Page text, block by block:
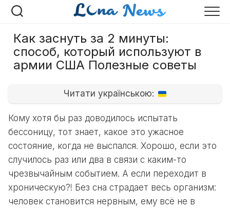
Перейти
Как заснуть за 2 минуты:
способ, который используют в
армии США Полезные советы
Читати українською:
Кому хотя бы раз доводилось испытать
бессоницу, тот знает, какое это ужасное
состояние, когда не выспался. Хорошо, если это
случилось раз или два в связи с каким-то
чрезвычайным событием. А если переходит в
хроническую?! Без сна страдает весь организм:
человек становится нервным, ему всё не в